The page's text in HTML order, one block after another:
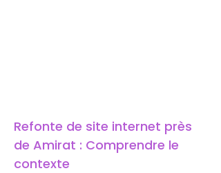
Refonte de site internet près
de Amirat : Comprendre le
contexte